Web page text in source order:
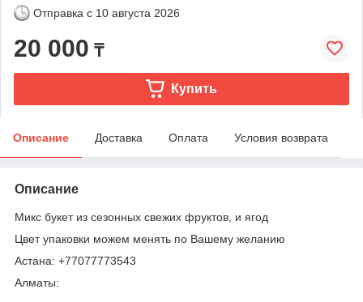
Отправка с 10 августа 2026
20 000 ₸
Купить
Описание Доставка Оплата Условия возврата
Описание
Микс букет из сезонных свежих фруктов, и ягод
Цвет упаковки можем менять по Вашему желанию
Астана: +77077773543
Алматы: